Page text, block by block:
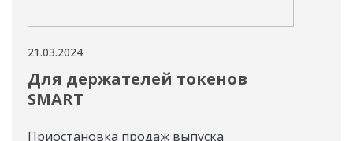
21.03.2024
Для держателей токенов
SMART
Приостановка продаж выпуска